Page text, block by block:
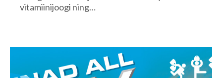
vitamiinijoogi ning…